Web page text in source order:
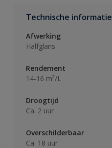
Technische informatie
Afwerking
Halfglans
Rendement
14-16 m²/L
Droogtijd
Ca. 2 uur
Overschilderbaar
Ca. 18 uur